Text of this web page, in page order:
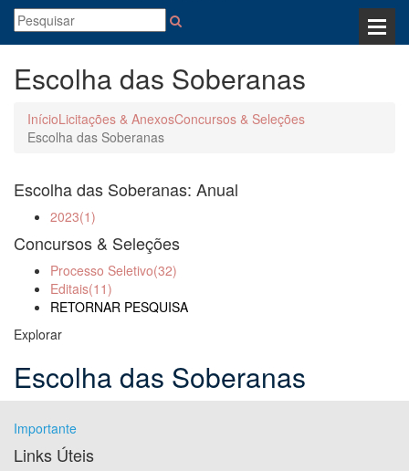
Escolha das Soberanas
InícioLicitações & AnexosConcursos & Seleções
Escolha das Soberanas
Escolha das Soberanas: Anual
2023(1)
Concursos & Seleções
Processo Seletivo(32)
Editais(11)
RETORNAR PESQUISA
Explorar
Escolha das Soberanas
Importante
Links Úteis